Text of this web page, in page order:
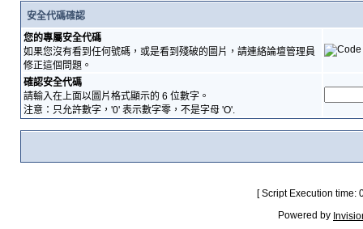
安全代碼確認
您的專屬安全代碼
如果您沒有看到任何號碼，或是看到殘破的圖片，請連絡論壇管理員
修正這個問題。
確認安全代碼
請輸入在上面以圖片格式顯示的 6 位數字。
注意：只允許數字，'0' 表示數字零，不是字母 'O'.
[ Script Execution
Powered by